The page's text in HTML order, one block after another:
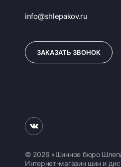
info@shlepakov.ru
ЗАКАЗАТЬ ЗВОНОК
© 2026 «Шинное бюро
Интернет-магазин шин и